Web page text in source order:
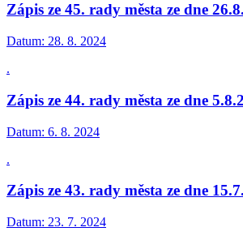
Zápis ze 45. rady města ze dne
Datum: 28. 8. 2024
.
Zápis ze 44. rady města ze dne
Datum: 6. 8. 2024
.
Zápis ze 43. rady města ze dne
Datum: 23. 7. 2024